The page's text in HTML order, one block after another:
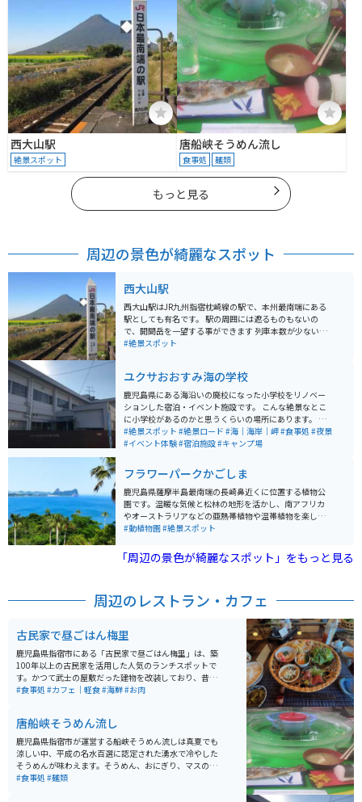
西大山駅
絶景スポット
唐船峡そうめん流し
食事処 麺類
もっと見る
周辺の景色が綺麗なスポット
西大山駅
西大山駅はJR九州指宿枕崎線の駅で、本州最南端にある
駅としても有名です。 駅の周囲には遮るものもないの
で、開聞岳を一望する事ができます 列車本数が少ないた
めタイミングを合わせるのが難しいですが、 枕崎方面か
開聞岳を見ることができます。
#絶景スポット
ユクサおおすみ海の学校
鹿児島県にある海沿いの廃校になった小学校をリノベー
ションした宿泊・イベント施設です。 こんな絶景なとこ
に小学校があるのかと思うくらいの場所にあります。 校
庭でキャンプや事前予約でBBQも可能です。シャワー室
も完備していてアメニティも充実してます。 また教室を
かとワクワクすると思います。 また登山やマリンアクテ
ィビティも可能です。
#絶景スポット #絶景ロード #海｜海岸｜岬#食事処 #夜景
#イベント体験#宿泊施設#キャンプ場
フラワーパークかごしま
鹿児島県薩摩半島最南端の長崎鼻近くに位置する植物公
園です。温暖な気候と松林の地形を活かし、南アフリカ
やオーストラリアなどの亜熱帯植物や温帯植物を楽しむ
ことができます。広大な敷地には開聞岳を背景にした花
園、ヨーロッパ風の西洋庭園があります。また、温室で
はヒスイカズラなどの熱帯植物が鮮やかに咲き誇りま
時間30分ぐらいで一周できます。一番上の絶景スポット
のに自信がない人はカートの貸し出しもあるので、老若
男女楽しめるスポットです。
#動植物園#絶景スポット
「周辺の景色が綺麗なスポット」をもっと見る
周辺のレストラン・カフェ
古民家で昼ごはん梅里
鹿児島県指宿市にある「古民家で昼ごはん梅里」は、築
100年以上の古民家を活用した人気のランチスポットで
す。かつて武士の屋敷だった建物を改装しており、昔な
がらの家具や落ち着いた和の空間の中で食事を楽しめま
評判です。目の前には錦江湾を望む景色が広がり、ゆっ
たりとした時間を過ごせるのも魅力。予約はできず来店
順での案内のため、観光シーズンは早めの訪問がおすす
めです。 駐車場もあるため、指宿周辺をツーリングする
ライダーのランチ休憩にも立ち寄りやすい場所ですが、
#食事処 #カフェ｜軽食#海鮮#お肉
唐船峡そうめん流し
鹿児島県指宿市が運営する船峡そうめん流しは真夏でも
涼しい中、平成の名水百選に認定された湧水で冷やした
そうめんが味わえます。そうめん、おにぎり、マスの塩
焼き、鯉こく、鯉のあらいがセットのA定食が一番人気で
#食事処 #麺類